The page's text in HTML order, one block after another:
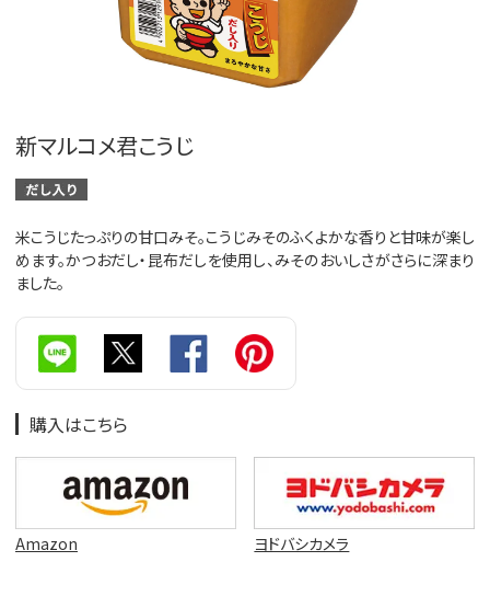
新マルコメ君こうじ
米こうじたっぷりの甘口みそ。こうじみそのふくよかな香りと甘味が楽し
めます。かつおだし・昆布だしを使用し、みそのおいしさがさらに深まり
ました。
購入はこちら
Amazon ヨドバシカメラ